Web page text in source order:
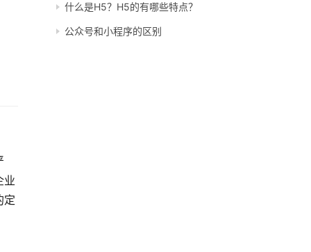
业
定
什么是H5？H5的有哪些特点？
公众号和小程序的区别